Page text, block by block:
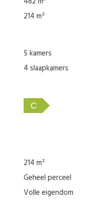
aangeboden. Over de
214 m²
5 kamers
4 slaapkamers
C
214 m²
Geheel perceel
Volle eigendom